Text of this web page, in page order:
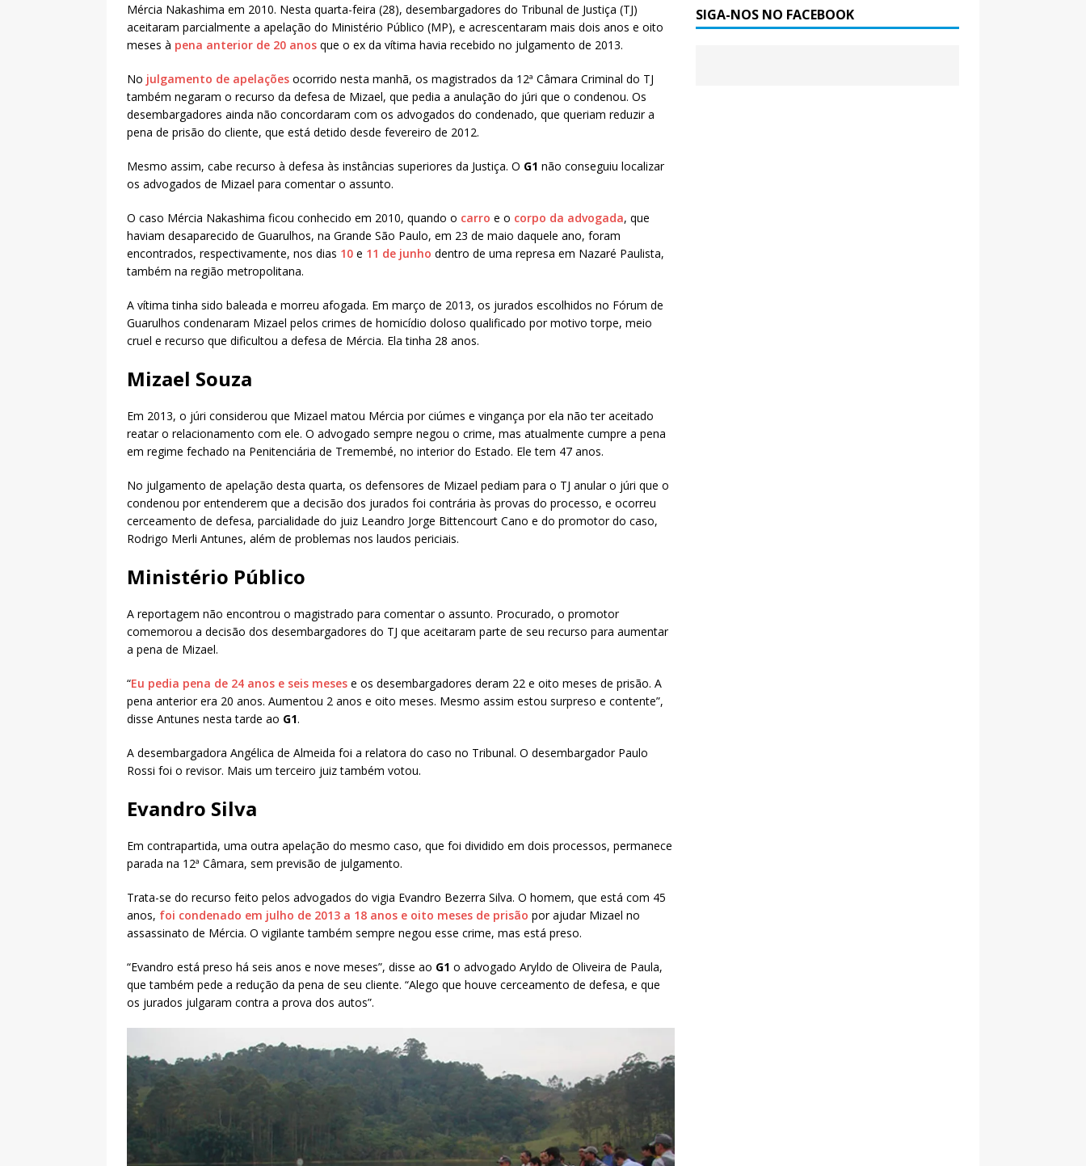
Mércia Nakashima em 2010. Nesta quarta-feira (28), desembargadores do Tribunal de Justiça (TJ)
aceitaram parcialmente a apelação do Ministério Público (MP), e acrescentaram mais dois anos e oito
meses à pena anterior de 20 anos que o ex da vítima havia recebido no julgamento de 2013.
No julgamento de apelações ocorrido nesta manhã, os magistrados da 12ª Câmara Criminal do TJ
também negaram o recurso da defesa de Mizael, que pedia a anulação do júri que o condenou. Os
desembargadores ainda não concordaram com os advogados do condenado, que queriam reduzir a
pena de prisão do cliente, que está detido desde fevereiro de 2012.
Mesmo assim, cabe recurso à defesa às instâncias superiores da Justiça. O G1 não conseguiu localizar
os advogados de Mizael para comentar o assunto.
O caso Mércia Nakashima ficou conhecido em 2010, quando o carro e o corpo da advogada, que
haviam desaparecido de Guarulhos, na Grande São Paulo, em 23 de maio daquele ano, foram
encontrados, respectivamente, nos dias 10 e 11 de junho dentro de uma represa em Nazaré Paulista,
também na região metropolitana.
A vítima tinha sido baleada e morreu afogada. Em março de 2013, os jurados escolhidos no Fórum de
Guarulhos condenaram Mizael pelos crimes de homicídio doloso qualificado por motivo torpe, meio
cruel e recurso que dificultou a defesa de Mércia. Ela tinha 28 anos.
Mizael Souza
Em 2013, o júri considerou que Mizael matou Mércia por ciúmes e vingança por ela não ter aceitado
reatar o relacionamento com ele. O advogado sempre negou o crime, mas atualmente cumpre a pena
em regime fechado na Penitenciária de Tremembé, no interior do Estado. Ele tem 47 anos.
No julgamento de apelação desta quarta, os defensores de Mizael pediam para o TJ anular o júri que o
condenou por entenderem que a decisão dos jurados foi contrária às provas do processo, e ocorreu
cerceamento de defesa, parcialidade do juiz Leandro Jorge Bittencourt Cano e do promotor do caso,
Rodrigo Merli Antunes, além de problemas nos laudos periciais.
Ministério Público
A reportagem não encontrou o magistrado para comentar o assunto. Procurado, o promotor
comemorou a decisão dos desembargadores do TJ que aceitaram parte de seu recurso para aumentar
a pena de Mizael.
“Eu pedia pena de 24 anos e seis meses e os desembargadores deram 22 e oito meses de prisão. A
pena anterior era 20 anos. Aumentou 2 anos e oito meses. Mesmo assim estou surpreso e contente”,
disse Antunes nesta tarde ao G1.
A desembargadora Angélica de Almeida foi a relatora do caso no Tribunal. O desembargador Paulo
Rossi foi o revisor. Mais um terceiro juiz também votou.
Evandro Silva
Em contrapartida, uma outra apelação do mesmo caso, que foi dividido em dois processos, permanece
parada na 12ª Câmara, sem previsão de julgamento.
Trata-se do recurso feito pelos advogados do vigia Evandro Bezerra Silva. O homem, que está com 45
anos, foi condenado em julho de 2013 a 18 anos e oito meses de prisão por ajudar Mizael no
assassinato de Mércia. O vigilante também sempre negou esse crime, mas está preso.
“Evandro está preso há seis anos e nove meses”, disse ao G1 o advogado Aryldo de Oliveira de Paula,
que também pede a redução da pena de seu cliente. “Alego que houve cerceamento de defesa, e que
os jurados julgaram contra a prova dos autos”.
SIGA-NOS NO FACEBOOK